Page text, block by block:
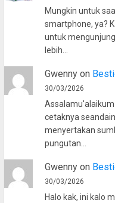
Mungkin untuk
smartphone, ya?
untuk
lebih…
Gwennyon
30/03/2026
Assalamu'alaikum
cetaknya
menyertakan
pungutan…
Gwennyon
30/03/2026
Halo kak, ini kalo